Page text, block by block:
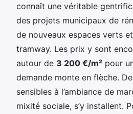
connaît une véritable
des projets municipaux de
de nouveaux espaces verts
tramway. Les prix y sont
autour de 3 200 €/m² pour
demande monte en flèche.
sensibles à l’ambiance de
mixité sociale, s’y installent.